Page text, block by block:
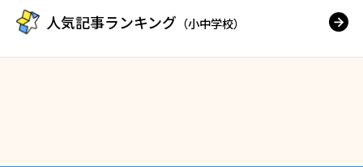
人気記事ランキング （小中学校）